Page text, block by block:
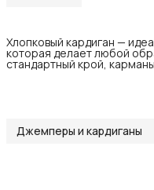
Хлопковый кардиган —
которая делает любой
стандартный крой,
Джемперы и кардиганы